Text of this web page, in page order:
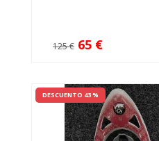
125 € 65 €
DESCUENTO 43 %